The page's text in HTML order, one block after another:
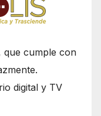
que cumple con
digital y TV